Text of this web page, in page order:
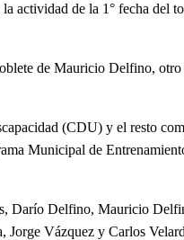
actividad de la 1° fecha del
de Mauricio Delfino,
(CDU) y el resto
Municipal de
Darío Delfino, Mauricio
Jorge Vázquez y Carlos